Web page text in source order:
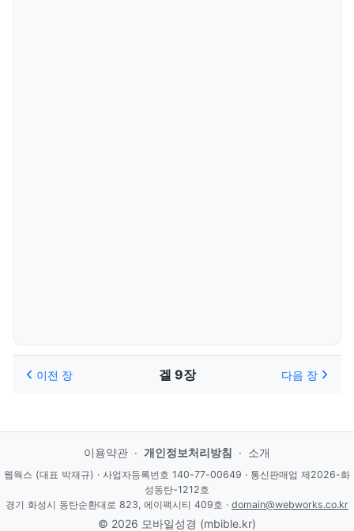
이전 장 겔 9장 다음 장
이용약관 · 개인정보처리방침 · 소개
웹웍스 (대표 박재규) · 사업자등록번호 140-77-00649 · 통신판매업 제2026-화
성동탄-1212호
경기 화성시 동탄순환대로 823, 에이팩시티 409호 · domain@webworks.co.kr
© 2026 모바일성경 (mbible.kr)